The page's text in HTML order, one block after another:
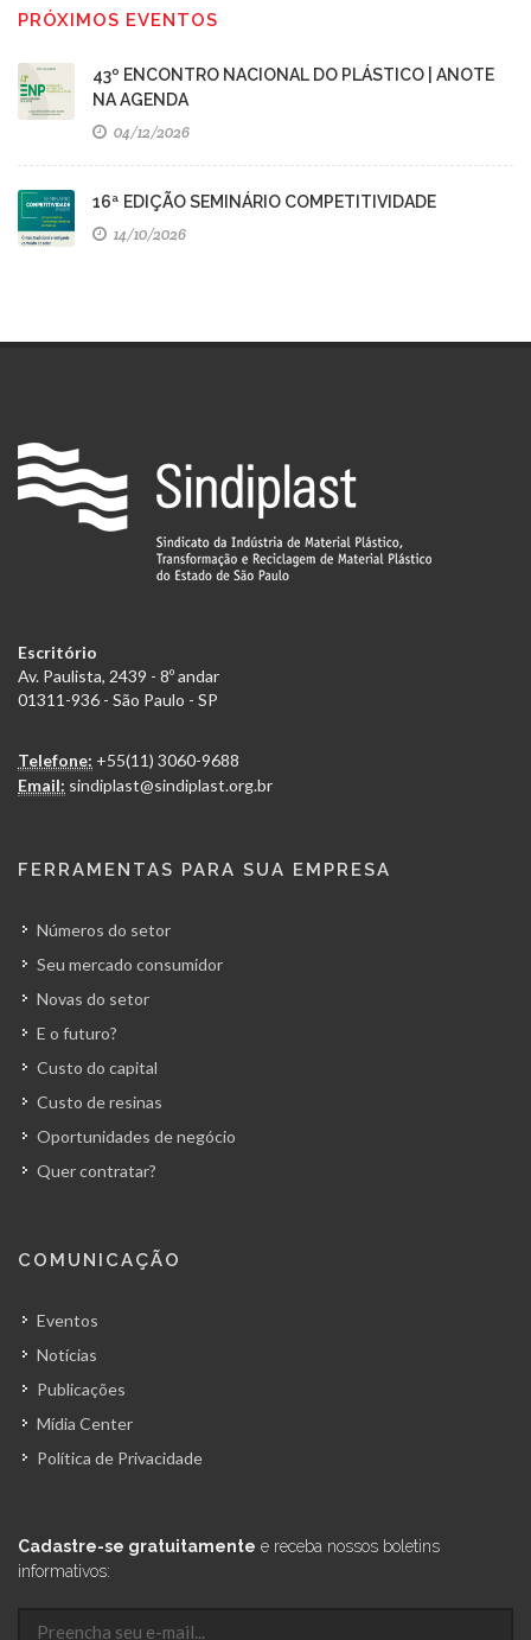
PRÓXIMOS EVENTOS
43º ENCONTRO NACIONAL DO PLÁSTICO | ANOTE
NA AGENDA
04/12/2026
16ª EDIÇÃO SEMINÁRIO COMPETITIVIDADE
14/10/2026
Escritório
Av. Paulista, 2439 - 8º andar
01311-936 - São Paulo - SP
Telefone: +55(11) 3060-9688
Email: sindiplast@sindiplast.org.br
FERRAMENTAS PARA SUA EMPRESA
Números do setor
Seu mercado consumidor
Novas do setor
E o futuro?
Custo do capital
Custo de resinas
Oportunidades de negócio
Quer contratar?
COMUNICAÇÃO
Eventos
Notícias
Publicações
Mídia Center
Política de Privacidade
Cadastre-se gratuitamente e receba nossos boletins
informativos: